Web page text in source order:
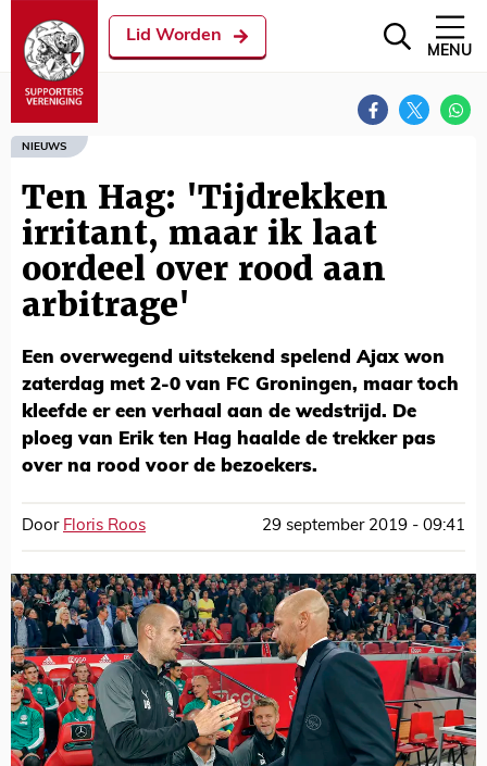
Lid Worden
MENU
NIEUWS
Ten Hag: 'Tijdrekken
irritant, maar ik laat
oordeel over rood aan
arbitrage'
Een overwegend uitstekend spelend Ajax won
zaterdag met 2-0 van FC Groningen, maar toch
kleefde er een verhaal aan de wedstrijd. De
ploeg van Erik ten Hag haalde de trekker pas
over na rood voor de bezoekers.
Door Floris Roos 29 september 2019 - 09:41